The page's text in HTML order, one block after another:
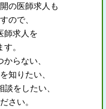
の医師求人も
ので、
師求人を
。
らない、
知りたい、
をしたい、
さい。